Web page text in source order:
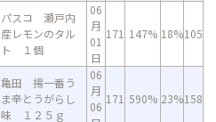
パスコ 瀬戸内
産レモンのタル
ト １個
06
月
01
日
171 147% 18%105
亀田 揚一番う
ま辛とうがらし
味 １２５ｇ
06
月
06
171 590% 23%158